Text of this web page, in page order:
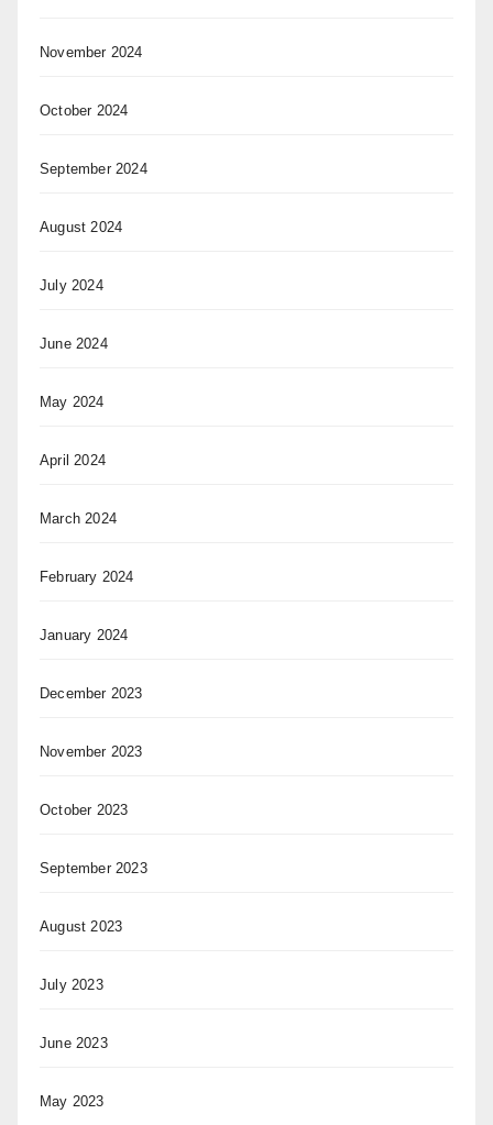
November 2024
October 2024
September 2024
August 2024
July 2024
June 2024
May 2024
April 2024
March 2024
February 2024
January 2024
December 2023
November 2023
October 2023
September 2023
August 2023
July 2023
June 2023
May 2023